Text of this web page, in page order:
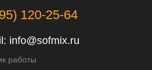
120-25-64
info@sofmix.ru
работы